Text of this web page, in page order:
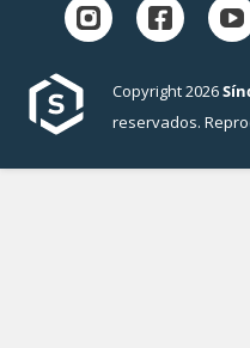
Copyright 2026
reservados.